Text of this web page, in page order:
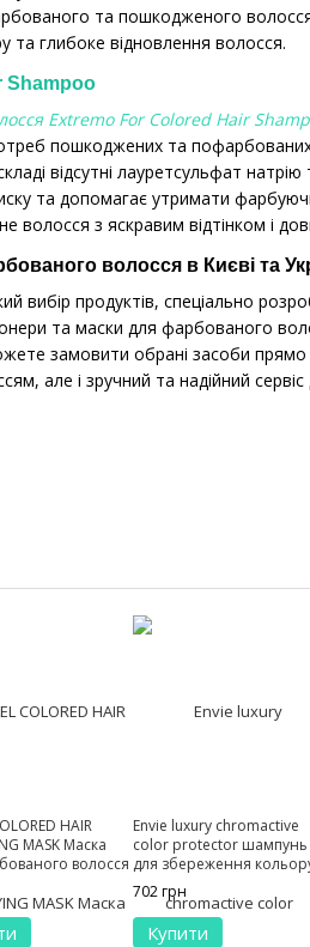
та пошкодженого
та глибоке відновлення волосся.
Shampoo
Extremo For Сolored Hair
пошкоджених та
відсутні лауретсульфат
та допомагає утримати
волосся з яскравим відтінком і
волосся в Києві та
вибір продуктів, спеціально
та маски для фарбованого
замовити обрані засоби
але і зручний та надійний
HAIR
MASK Маска
волосся
Envie luxury chromaсtive
color protector шампунь
для збереження
з екстрактом гранату 250
мл
702 грн
Купити